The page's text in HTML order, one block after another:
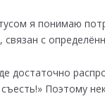
я понимаю
связан с
достаточно
съесть!» Поэтому